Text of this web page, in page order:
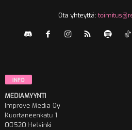
Ota yhteyttä:
INFO
MEDIAMYYNTI
Improve Media Oy
Kuortaneenkatu 1
00520 Helsinki